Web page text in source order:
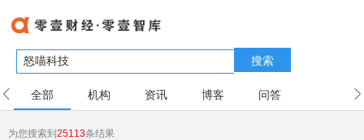
搜索
全部 机构 资讯 博客 问答
为您搜索到25113条结果